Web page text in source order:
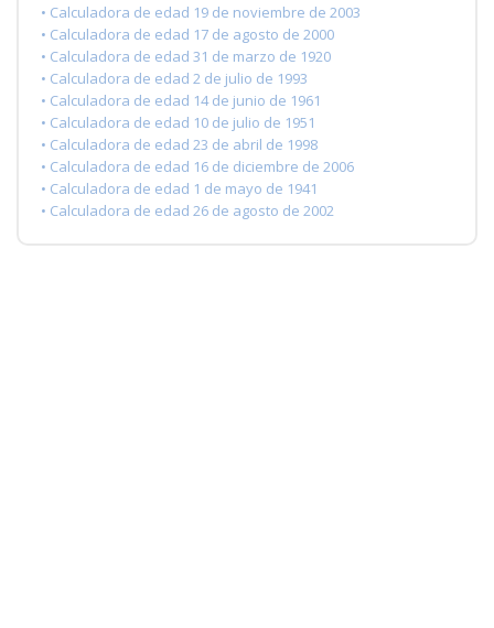
• Calculadora de edad 19 de noviembre de 2003
• Calculadora de edad 17 de agosto de 2000
• Calculadora de edad 31 de marzo de 1920
• Calculadora de edad 2 de julio de 1993
• Calculadora de edad 14 de junio de 1961
• Calculadora de edad 10 de julio de 1951
• Calculadora de edad 23 de abril de 1998
• Calculadora de edad 16 de diciembre de 2006
• Calculadora de edad 1 de mayo de 1941
• Calculadora de edad 26 de agosto de 2002